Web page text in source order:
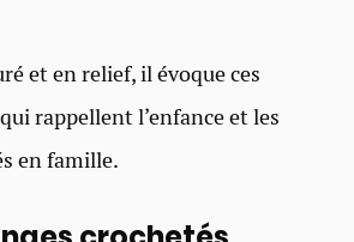
et en relief, il évoque ces
rappellent l’enfance et les
en famille.